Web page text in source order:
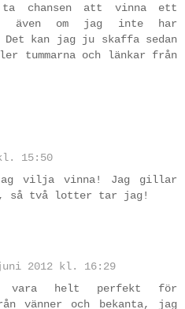
chansen att vinna ett
även om jag inte har
kan jag ju skaffa sedan
tummarna och länkar från
15:50
vilja vinna! Jag gillar
så två lotter tar jag!
2012 kl. 16:29
vara helt perfekt för
vänner och bekanta, jag